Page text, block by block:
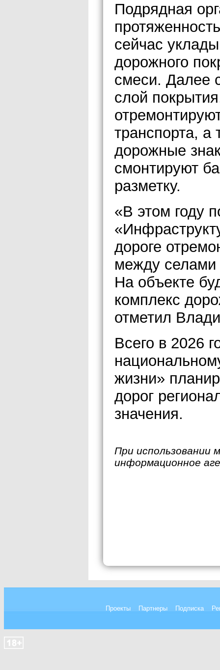
Подрядная
сейчас
дорожного
смеси. Далее
слой
транспорта, а
дорожные
смонтируют
разметку.
«В этом году
дороге
между селами
На объекте
комплекс
отметил
Всего в 2026
жизни»
дорог
значения.
При использовании
информационное
Проекты Партнеры Подписка